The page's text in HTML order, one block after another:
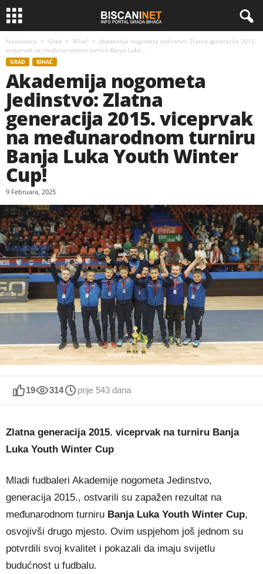
Naslovnica Grad Bihać
Akademija nogometa Jedinstvo: Zlatna generacija 2015.
viceprvak na međunarodnom turniru Banja Luka...
GRAD BIHAĆ
Akademija nogometa
Jedinstvo: Zlatna
generacija 2015. viceprvak
na međunarodnom turniru
Banja Luka Youth Winter
Cup!
9 Februara, 2025
19 314 prije 543 dana
Zlatna generacija 2015. viceprvak na turniru Banja
Luka Youth Winter Cup
Mladi fudbaleri Akademije nogometa Jedinstvo,
generacija 2015., ostvarili su zapažen rezultat na
međunarodnom turniru Banja Luka Youth Winter Cup,
osvojivši drugo mjesto. Ovim uspjehom još jednom su
potvrdili svoj kvalitet i pokazali da imaju svijetlu
budućnost u fudbalu.